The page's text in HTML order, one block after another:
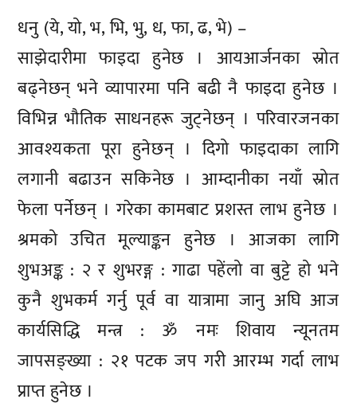
धनु (ये, यो, भ, भि, भु, ध, फा, ढ, भे) –
साझेदारीमा फाइदा हुनेछ । आयआर्जनका स्रोत
बढ्नेछन् भने व्यापारमा पनि बढी नै फाइदा हुनेछ ।
विभिन्न भौतिक साधनहरू जुट्नेछन् । परिवारजनका
आवश्यकता पूरा हुनेछन् । दिगो फाइदाका लागि
लगानी बढाउन सकिनेछ । आम्दानीका नयाँ स्रोत
फेला पर्नेछन् । गरेका कामबाट प्रशस्त लाभ हुनेछ ।
श्रमको उचित मूल्याङ्कन हुनेछ । आजका लागि
शुभअङ्क : २ र शुभरङ्ग : गाढा पहेंलो वा बुट्टे हो भने
कुनै शुभकर्म गर्नु पूर्व वा यात्रामा जानु अघि आज
कार्यसिद्धि मन्त्र : ॐ नमः शिवाय न्यूनतम
जापसङ्ख्या : २१ पटक जप गरी आरम्भ गर्दा लाभ
प्राप्त हुनेछ ।